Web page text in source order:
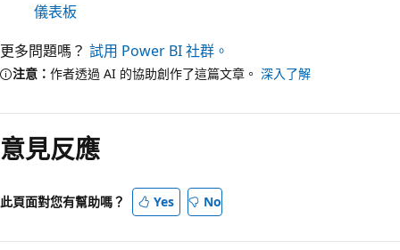
儀表板
更多問題嗎？ 試用 Power BI 社群。
注意： 作者透過 AI 的協助創作了這篇文章。 深入了解
意見反應
此頁面對您有幫助嗎？ Yes No